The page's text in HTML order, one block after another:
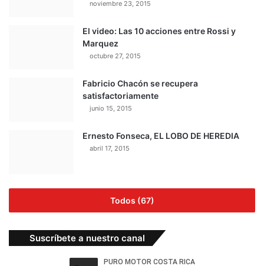
noviembre 23, 2015
El video: Las 10 acciones entre Rossi y
Marquez
octubre 27, 2015
Fabricio Chacón se recupera
satisfactoriamente
junio 15, 2015
Ernesto Fonseca, EL LOBO DE HEREDIA
abril 17, 2015
Todos (67)
Suscríbete a nuestro canal